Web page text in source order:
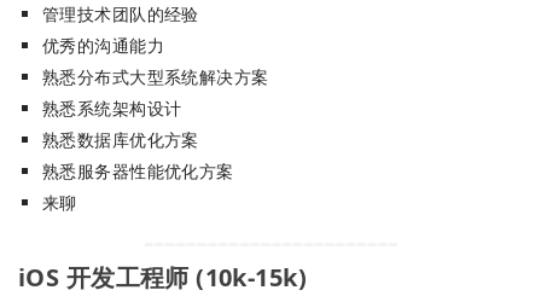
管理技术团队的经验
优秀的沟通能力
熟悉分布式大型系统解决方案
熟悉系统架构设计
熟悉数据库优化方案
熟悉服务器性能优化方案
来聊
iOS 开发工程师 (10k-15k)